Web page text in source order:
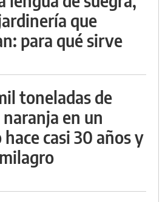
que
para qué sirve
toneladas de
naranja en un
hace casi 30 años y